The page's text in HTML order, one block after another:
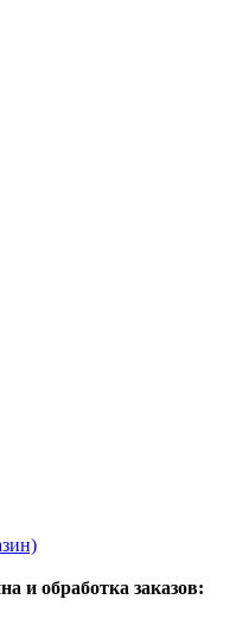
и обработка заказов: